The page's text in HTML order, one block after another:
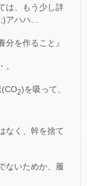
は、もう少し詳
アハハ…
分を作ること』
(CO2)を吸って、
なく、幹を捨て
ないためか、履